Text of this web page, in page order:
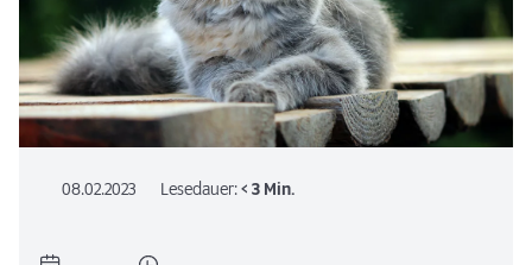
08.02.2023 Lesedauer:< 3 Min.